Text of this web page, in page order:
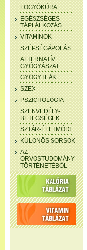
FOGYÓKÚRA
EGÉSZSÉGES
TÁPLÁLKOZÁS
VITAMINOK
SZÉPSÉGÁPOLÁS
ALTERNATÍV
GYÓGYÁSZAT
GYÓGYTEÁK
SZEX
PSZICHOLÓGIA
SZENVEDÉLY-
BETEGSÉGEK
SZTÁR-ÉLETMÓDI
KÜLÖNÖS SORSOK
AZ
ORVOSTUDOMÁNY
TÖRTÉNETÉBŐL